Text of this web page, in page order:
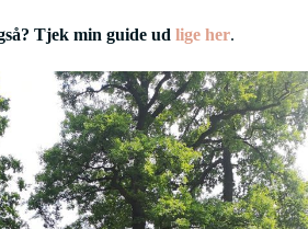
Tjek min guide ud lige her.